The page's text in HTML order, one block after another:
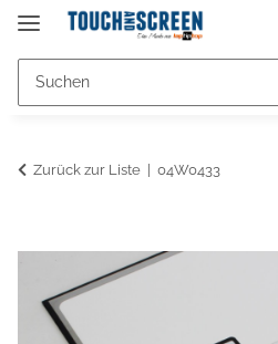
Zurück zur Liste 04W0433